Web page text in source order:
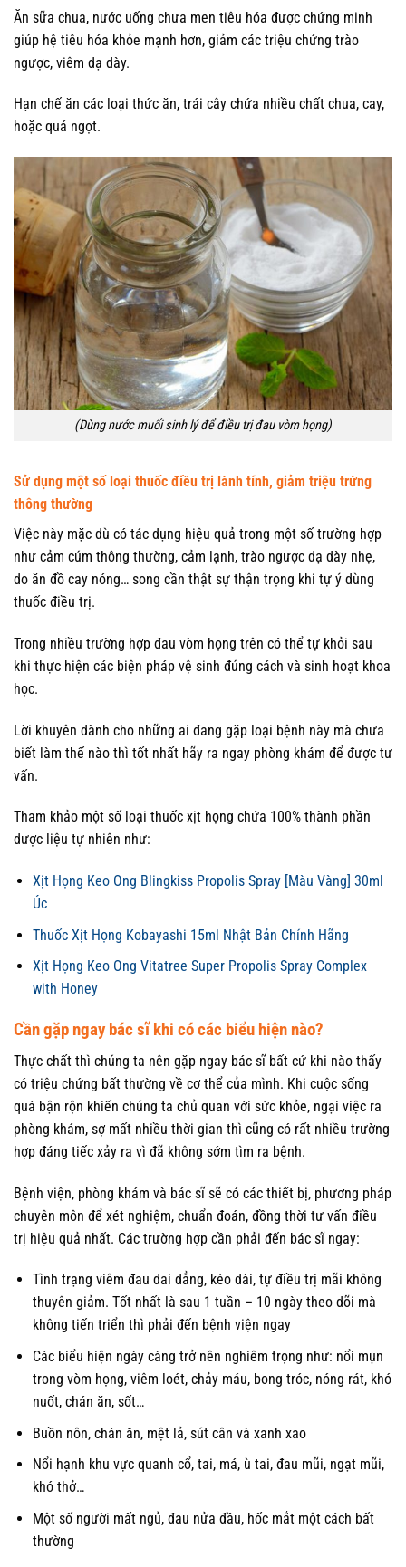
Ăn sữa chua, nước uống chưa men tiêu hóa được chứng minh
giúp hệ tiêu hóa khỏe mạnh hơn, giảm các triệu chứng trào
ngược, viêm dạ dày.
Hạn chế ăn các loại thức ăn, trái cây chứa nhiều chất chua, cay,
hoặc quá ngọt.
(Dùng nước muối sinh lý để điều trị đau vòm họng)
Sử dụng một số loại thuốc điều trị lành tính, giảm triệu trứng
thông thường
Việc này mặc dù có tác dụng hiệu quả trong một số trường hợp
như cảm cúm thông thường, cảm lạnh, trào ngược dạ dày nhẹ,
do ăn đồ cay nóng… song cần thật sự thận trọng khi tự ý dùng
thuốc điều trị.
Trong nhiều trường hợp đau vòm họng trên có thể tự khỏi sau
khi thực hiện các biện pháp vệ sinh đúng cách và sinh hoạt khoa
học.
Lời khuyên dành cho những ai đang gặp loại bệnh này mà chưa
biết làm thế nào thì tốt nhất hãy ra ngay phòng khám để được tư
vấn.
Tham khảo một số loại thuốc xịt họng chứa 100% thành phần
dược liệu tự nhiên như:
Xịt Họng Keo Ong Blingkiss Propolis Spray [Màu Vàng] 30ml
Úc
Thuốc Xịt Họng Kobayashi 15ml Nhật Bản Chính Hãng
Xịt Họng Keo Ong Vitatree Super Propolis Spray Complex
with Honey
Cần gặp ngay bác sĩ khi có các biểu hiện nào?
Thực chất thì chúng ta nên gặp ngay bác sĩ bất cứ khi nào thấy
có triệu chứng bất thường về cơ thể của mình. Khi cuộc sống
quá bận rộn khiến chúng ta chủ quan với sức khỏe, ngại việc ra
phòng khám, sợ mất nhiều thời gian thì cũng có rất nhiều trường
hợp đáng tiếc xảy ra vì đã không sớm tìm ra bệnh.
Bệnh viện, phòng khám và bác sĩ sẽ có các thiết bị, phương pháp
chuyên môn để xét nghiệm, chuẩn đoán, đồng thời tư vấn điều
trị hiệu quả nhất. Các trường hợp cần phải đến bác sĩ ngay:
Tình trạng viêm đau dai dẳng, kéo dài, tự điều trị mãi không
thuyên giảm. Tốt nhất là sau 1 tuần – 10 ngày theo dõi mà
không tiến triển thì phải đến bệnh viện ngay
Các biểu hiện ngày càng trở nên nghiêm trọng như: nổi mụn
trong vòm họng, viêm loét, chảy máu, bong tróc, nóng rát, khó
nuốt, chán ăn, sốt…
Buồn nôn, chán ăn, mệt lả, sút cân và xanh xao
Nổi hạnh khu vực quanh cổ, tai, má, ù tai, đau mũi, ngạt mũi,
khó thở…
Một số người mất ngủ, đau nửa đầu, hốc mắt một cách bất
thường